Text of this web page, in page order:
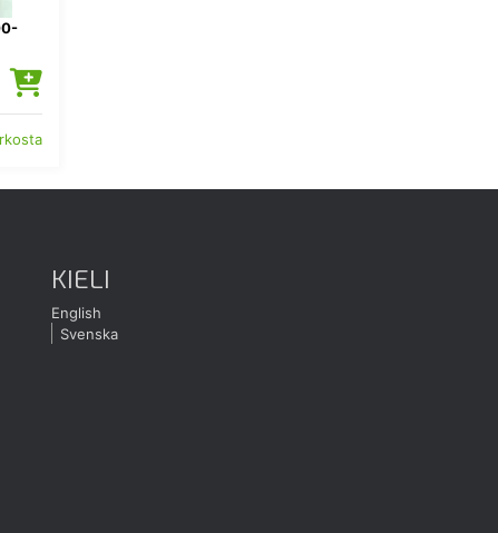
KIELI
English
Svenska